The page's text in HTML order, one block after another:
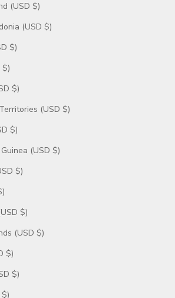
(USD $)
(USD $)
$)
$)
$)
(USD $)
$)
(USD $)
$)
$)
(USD $)
$)
$)